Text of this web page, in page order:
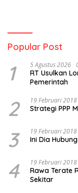
Popular Post
1 5 Agustus 2026
RT Usulkan
Pemerintah
2 19 Februari 2018
Strategi PPP
3 19 Februari 2018
Ini Dia
4 19 Februari 2018
Rawa Terate
Sekitar